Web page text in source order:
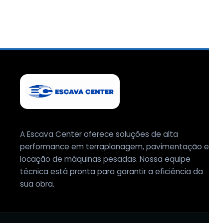
A Escava Center oferece soluções de alta
performance em terraplanagem, pavimentação e
locação de máquinas pesadas. Nossa equipe
técnica está pronta para garantir a eficiência da
sua obra.